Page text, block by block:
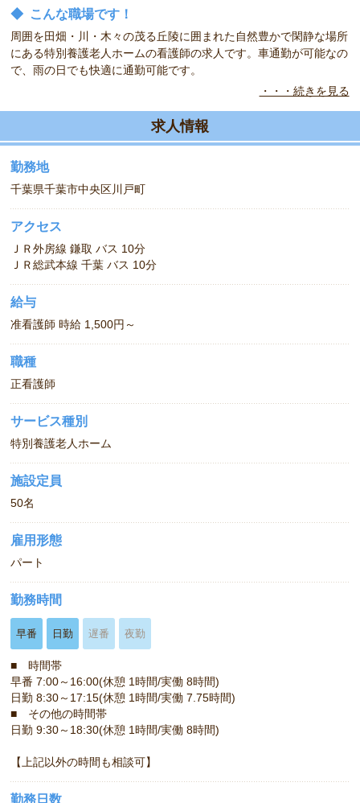
◆ こんな職場です！
周囲を田畑・川・木々の茂る丘陵に囲まれた自然豊かで閑静な場所
にある特別養護老人ホームの看護師の求人です。車通勤が可能なの
で、雨の日でも快適に通勤可能です。
昼間の時間帯で働けるので、体に負担をかけずに働けますよ。週3
日から働けるので家庭との両立、Ｗワークも可能ですよ。
・・・続きを見る
求人情報
勤務地
千葉県千葉市中央区川戸町
アクセス
ＪＲ外房線 鎌取 バス 10分
ＪＲ総武本線 千葉 バス 10分
給与
准看護師 時給 1,500円～
職種
正看護師
サービス種別
特別養護老人ホーム
施設定員
50名
雇用形態
パート
勤務時間
早番 日勤 遅番 夜勤
■ 時間帯
早番 7:00～16:00(休憩 1時間/実働 8時間)
日勤 8:30～17:15(休憩 1時間/実働 7.75時間)
■ その他の時間帯
日勤 9:30～18:30(休憩 1時間/実働 8時間)
【上記以外の時間も相談可】
勤務日数